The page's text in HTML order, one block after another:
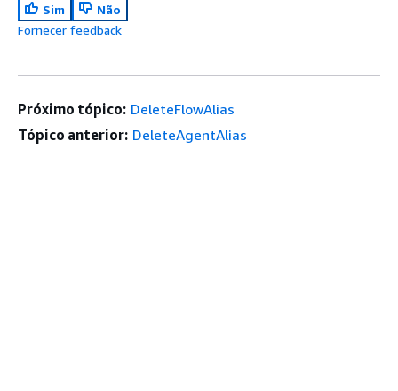
Sim
Não
Fornecer feedback
Próximo tópico: DeleteFlowAlias
Tópico anterior: DeleteAgentAlias